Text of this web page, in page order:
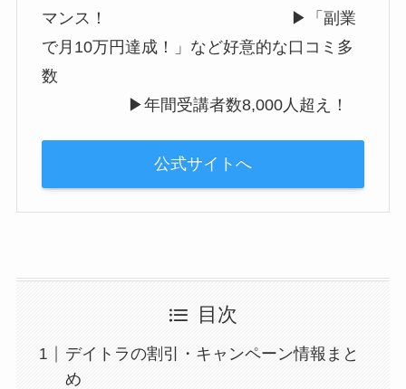
マンス！ ▶︎「副業
で月10万円達成！」など好意的な口コミ多
数
▶︎年間受講者数8,000人超え！
公式サイトへ
目次
デイトラの割引・キャンペーン情報まと
め